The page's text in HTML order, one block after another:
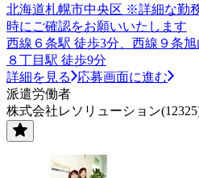
北海道札幌市中央区 ※詳細な勤
時にご確認をお願いいたします
西線６条駅 徒歩3分、西線９条旭
８丁目駅 徒歩9分
詳細を見る
応募画面に進む
派遣労働者
株式会社レソリューション